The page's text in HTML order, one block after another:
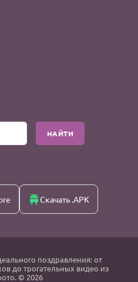
НАЙТИ
Скачать .APK
поздравления: от
до трогательных видео из
© 2026